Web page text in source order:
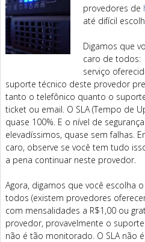
provedores de
até difícil
Digamos que
caro de todos:
serviço
suporte técnico deste provedor
tanto o telefônico quanto o
ticket ou email. O SLA (Tempo de
quase 100%. E o nível de
elevadíssimos, quase sem falhas.
caro, observe se você tem tudo
a pena continuar neste provedor.
Agora, digamos que você escolha
todos (existem provedores
com mensalidades a R$1,00 ou
provedor, provavelmente o
não é tão monitorado. O SLA não